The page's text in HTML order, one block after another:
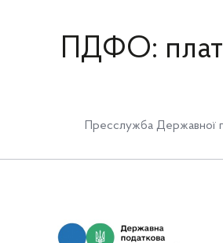
ПДФО:
Пресслужба Державної